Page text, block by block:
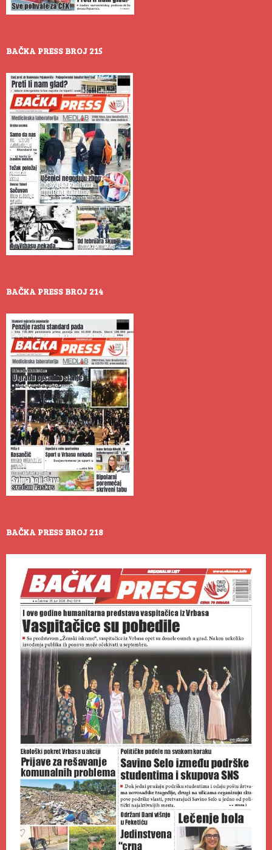
BAČKA PRESS BROJ 215
BAČKA PRESS BROJ 214
BAČKA PRESS BROJ 218